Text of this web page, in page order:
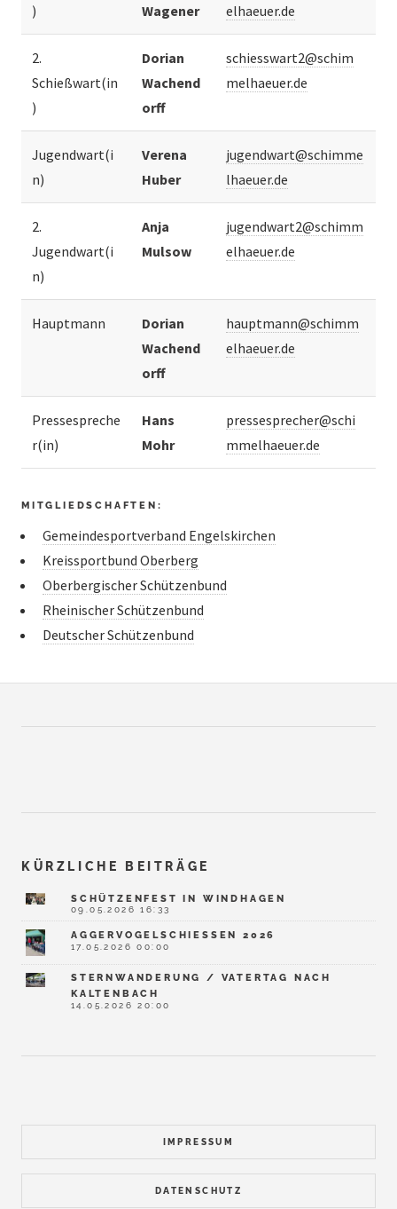
)
Wagener
elhaeuer.de
2.
Schießwart(in
)
Dorian
Wachend
orff
schiesswart2@schim
melhaeuer.de
Jugendwart(i
n)
Verena
Huber
jugendwart@schimme
lhaeuer.de
2.
Jugendwart(i
n)
Anja
Mulsow
jugendwart2@schimm
elhaeuer.de
Hauptmann
Dorian
Wachend
orff
hauptmann@schimm
elhaeuer.de
Pressespreche
r(in)
Hans
Mohr
pressesprecher@schi
mmelhaeuer.de
MITGLIEDSCHAFTEN:
Gemeindesportverband Engelskirchen
Kreissportbund Oberberg
Oberbergischer Schützenbund
Rheinischer Schützenbund
Deutscher Schützenbund
KÜRZLICHE BEITRÄGE
SCHÜTZENFEST IN WINDHAGEN
09.05.2026 16:33
AGGERVOGELSCHIESSEN 2026
17.05.2026 00:00
STERNWANDERUNG / VATERTAG NACH
KALTENBACH
14.05.2026 20:00
IMPRESSUM
DATENSCHUTZ